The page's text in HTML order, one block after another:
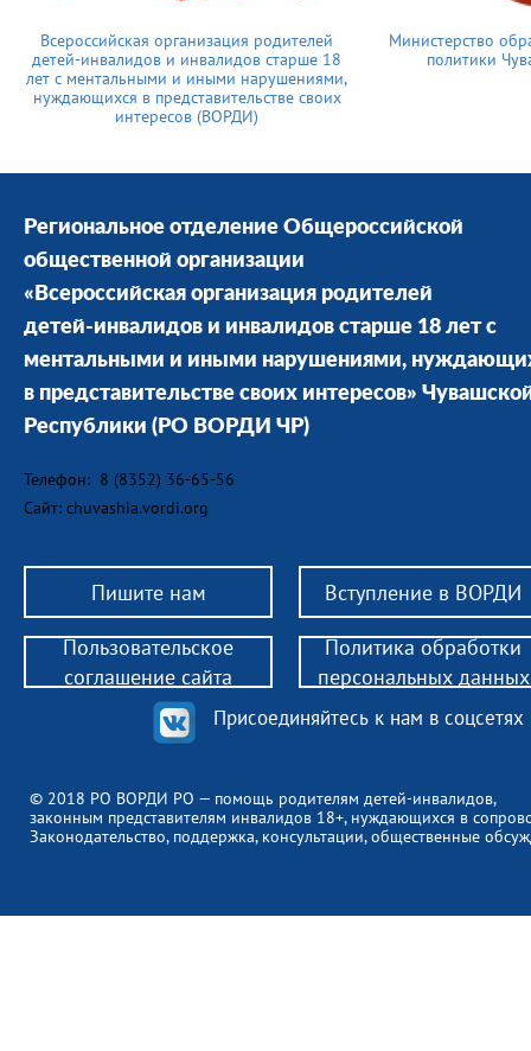
Всероссийская организация родителей
детей-инвалидов и инвалидов старше 18
лет с ментальными и иными нарушениями,
нуждающихся в представительстве своих
интересов (ВОРДИ)
Министерство
политики
Региональное отделение Общероссийской
общественной организации
«Всероссийская организация родителей
детей-инвалидов и инвалидов старше 18 лет с
ментальными и иными нарушениями,
в представительстве своих интересов»
Республики (РО ВОРДИ ЧР)
Телефон: 8 (8352) 36-65-56
Сайт: chuvashia.vordi.org
Пишите нам Вступление в ВОРДИ
© 2018 РО ВОРДИ РО — помощь родителям детей-инвалидов,
законным представителям инвалидов 18+, нуждающихся в
Законодательство, поддержка, консультации, общественные
Присоединяйтесь к нам в соцсетях
Пользовательское
соглашение сайта
Политика обработки
персональных данных